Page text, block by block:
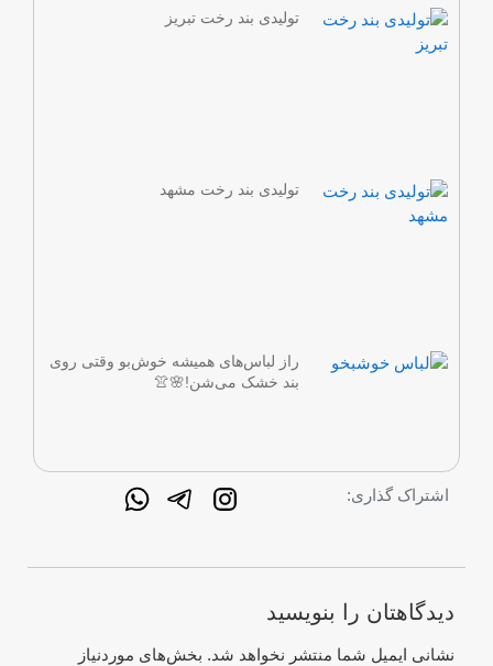
تولیدی بند رخت تبریز
تولیدی بند رخت مشهد
راز لباس‌های همیشه خوش‌بو وقتی روی
بند خشک می‌شن!🌸👚
اشتراک گذاری:
دیدگاهتان را بنویسید
نشانی ایمیل شما منتشر نخواهد شد. بخش‌های موردنیاز